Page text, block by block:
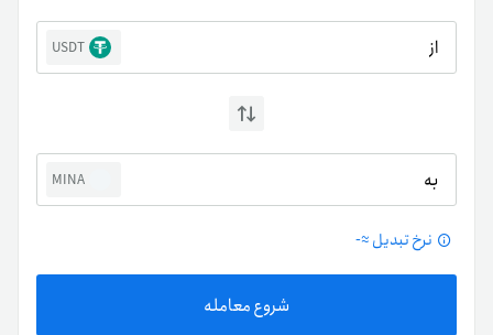
از USDT
به MINA
نرخ تبدیل ≈-
شروع معامله